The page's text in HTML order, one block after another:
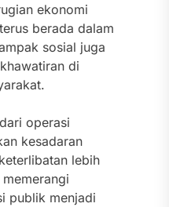
ekonomi
berada dalam
sosial juga
di
operasi
kesadaran
lebih
publik menjadi